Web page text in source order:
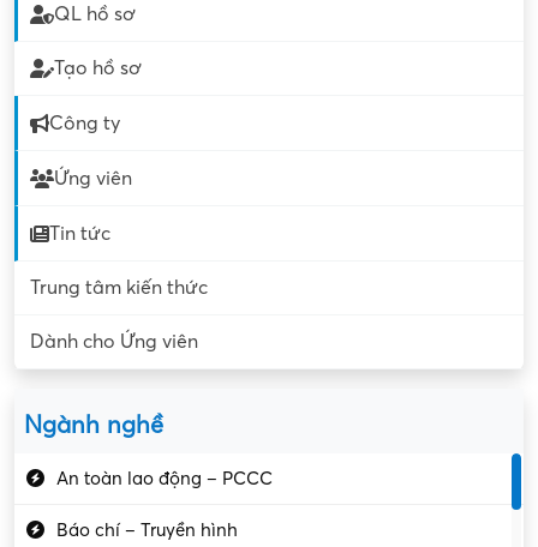
QL hồ sơ
Tạo hồ sơ
Công ty
Ứng viên
Tin tức
Trung tâm kiến thức
Dành cho Ứng viên
Ngành nghề
An toàn lao động – PCCC
Báo chí – Truyền hình